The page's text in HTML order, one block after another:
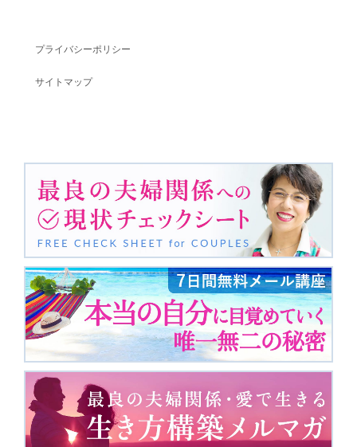
プライバシーポリシー
サイトマップ